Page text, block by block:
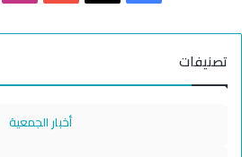
تصنيفات
أخبار الجمعية